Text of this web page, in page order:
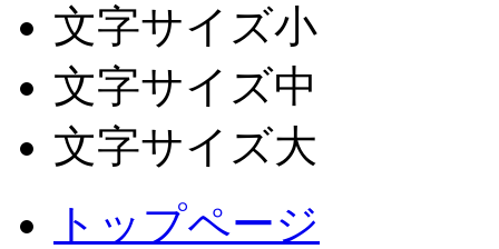
文字サイズ小
文字サイズ中
文字サイズ大
トップページ